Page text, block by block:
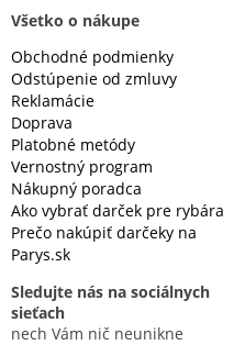
Všetko o nákupe
Obchodné podmienky
Odstúpenie od zmluvy
Reklamácie
Doprava
Platobné metódy
Vernostný program
Nákupný poradca
Ako vybrať darček pre rybára
Prečo nakúpiť darčeky na
Parys.sk
Sledujte nás na sociálnych
sieťach
nech Vám nič neunikne